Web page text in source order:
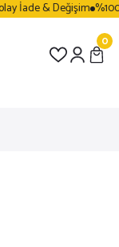
Değişim %100 Güvenli
0